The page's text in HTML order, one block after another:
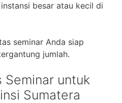
besar atau kecil di
seminar Anda siap
jumlah.
Seminar untuk
Sumatera